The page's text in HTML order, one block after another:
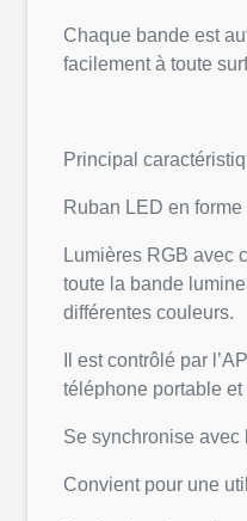
Chaque bande est
facilement à toute
Principal
Ruban LED en forme
Lumières RGB avec
toute la bande
différentes couleurs.
Il est contrôlé par
téléphone portable
Se synchronise avec
Convient pour une